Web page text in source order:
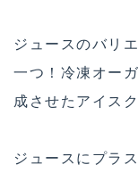
ジュースのバリ
一つ！冷凍オー
成させたアイス
ジュースにプラ